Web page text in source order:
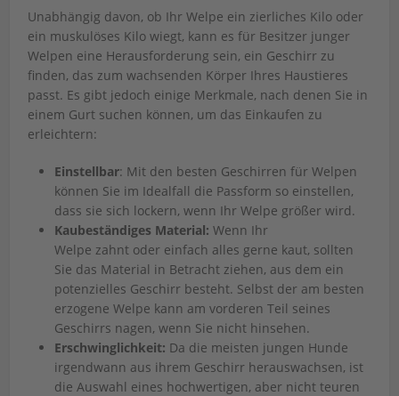
Unabhängig davon, ob Ihr Welpe ein zierliches Kilo oder
ein muskulöses Kilo wiegt, kann es für Besitzer junger
Welpen eine Herausforderung sein, ein Geschirr zu
finden, das zum wachsenden Körper Ihres Haustieres
passt. Es gibt jedoch einige Merkmale, nach denen Sie in
einem Gurt suchen können, um das Einkaufen zu
erleichtern:
Einstellbar: Mit den besten Geschirren für Welpen
können Sie im Idealfall die Passform so einstellen,
dass sie sich lockern, wenn Ihr Welpe größer wird.
Kaubeständiges Material: Wenn Ihr
Welpe zahnt oder einfach alles gerne kaut, sollten
Sie das Material in Betracht ziehen, aus dem ein
potenzielles Geschirr besteht. Selbst der am besten
erzogene Welpe kann am vorderen Teil seines
Geschirrs nagen, wenn Sie nicht hinsehen.
Erschwinglichkeit: Da die meisten jungen Hunde
irgendwann aus ihrem Geschirr herauswachsen, ist
die Auswahl eines hochwertigen, aber nicht teuren